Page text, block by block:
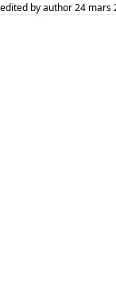
edited by author24 mars